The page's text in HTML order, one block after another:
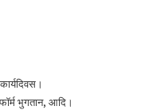
भुगतान, आदि।